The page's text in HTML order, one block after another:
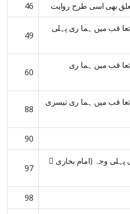
بھی اسی طرح روایت 46
قب میں ہما ری پہلی
49
قب میں ہما ری
60
قب میں ہما ری تیسری
88
90
روایت کو مر دود ہونے کی پہلی وجہ (امام بخاری 
97
98